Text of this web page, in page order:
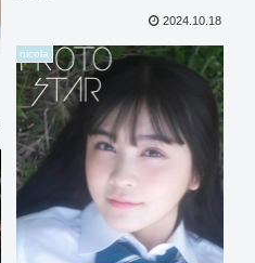
2024.10.18
nicola